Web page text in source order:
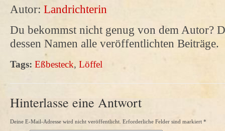
Autor: Landrichterin
Du bekommst nicht genug von dem Autor?
dessen Namen alle veröffentlichten Beiträge.
Tags: Eßbesteck, Löffel
Hinterlasse eine Antwort
Deine E-Mail-Adresse wird nicht veröffentlicht. Erforderliche Felder sind markiert *